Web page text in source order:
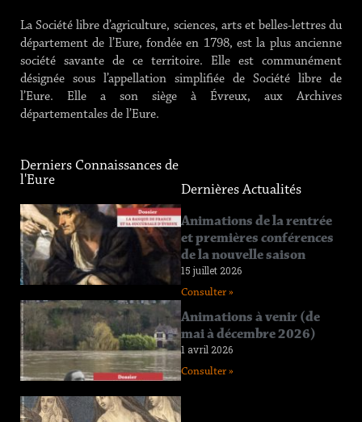
La Société libre d’agriculture, sciences, arts et belles-lettres du
département de l’Eure, fondée en 1798, est la plus ancienne
société savante de ce territoire. Elle est communément
désignée sous l’appellation simplifiée de Société libre de
l’Eure. Elle a son siège à Évreux, aux Archives
départementales de l’Eure.
Derniers Connaissances de
l'Eure
Connaissance
de l’Eure
n°219
12 juin 2026
Connaissance
de l’Eure
n°218
11 avril 2026
Dernières Actualités
Animations de la rentrée
et premières conférences
de la nouvelle saison
15 juillet 2026
Consulter »
Animations à venir (de
mai à décembre 2026)
1 avril 2026
Consulter »